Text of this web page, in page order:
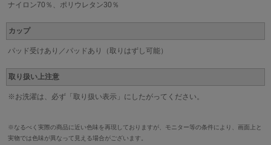
ナイロン70％、ポリウレタン30％
カップ
パッド受けあり／パッドあり（取りはずし可能）
取り扱い上注意
※お洗濯は、必ず「取り扱い表示」にしたがってください。
※なるべく実際の商品に近い色味を再現しておりますが、モニター等の条件により、画面上と
実物では色味が異なって見える場合がございます。